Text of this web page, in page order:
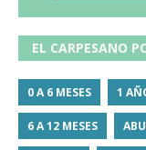
EL CARPESANO
0 A 6 MESES 1
6 A 12 MESES